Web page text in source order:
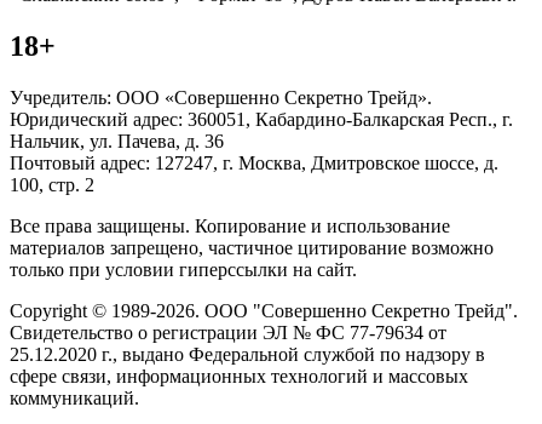
18+
Учредитель: ООО «Совершенно Секретно Трейд».
Юридический адрес: 360051, Кабардино-Балкарская Респ., г.
Нальчик, ул. Пачева, д. 36
Почтовый адрес: 127247, г. Москва, Дмитровское шоссе, д.
100, стр. 2
Все права защищены. Копирование и использование
материалов запрещено, частичное цитирование возможно
только при условии гиперссылки на сайт.
Copyright © 1989-2026. ООО "Совершенно Секретно Трейд".
Свидетельство о регистрации ЭЛ № ФС 77-79634 от
25.12.2020 г., выдано Федеральной службой по надзору в
сфере связи, информационных технологий и массовых
коммуникаций.